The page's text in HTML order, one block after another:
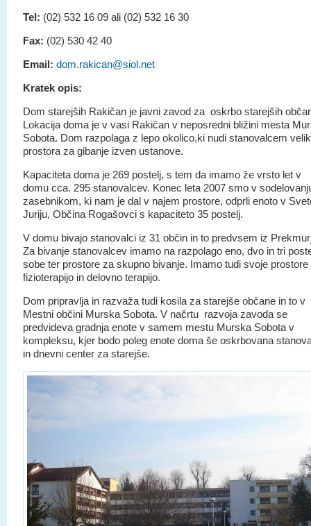
Tel: (02) 532 16 09 ali (02) 532 16 30
Fax: (02) 530 42 40
Email: dom.rakican@siol.net
Kratek opis:
Dom starejših Rakičan je javni zavod za oskrbo starejših
Lokacija doma je v vasi Rakičan v neposredni bližini mesta
Sobota. Dom razpolaga z lepo okolico,ki nudi stanovalcem
prostora za gibanje izven ustanove.
Kapaciteta doma je 269 postelj, s tem da imamo že vrsto let v
domu cca. 295 stanovalcev. Konec leta 2007 smo v
zasebnikom, ki nam je dal v najem prostore, odprli enoto v
Juriju, Občina Rogašovci s kapaciteto 35 postelj.
V domu bivajo stanovalci iz 31 občin in to predvsem iz
Za bivanje stanovalcev imamo na razpolago eno, dvo in tri
sobe ter prostore za skupno bivanje. Imamo tudi svoje prostore
fizioterapijo in delovno terapijo.
Dom pripravlja in razvaža tudi kosila za starejše občane in to v
Mestni občini Murska Sobota. V načrtu razvoja zavoda se
predvideva gradnja enote v samem mestu Murska Sobota v
kompleksu, kjer bodo poleg enote doma še oskrbovana
in dnevni center za starejše.